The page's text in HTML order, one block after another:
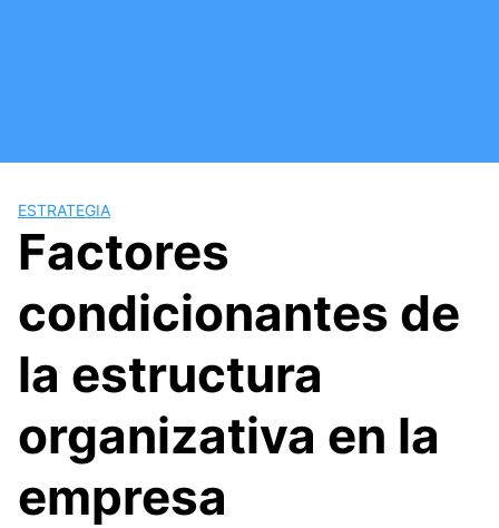
ESTRATEGIA
Factores
condicionantes de
la estructura
organizativa en la
empresa